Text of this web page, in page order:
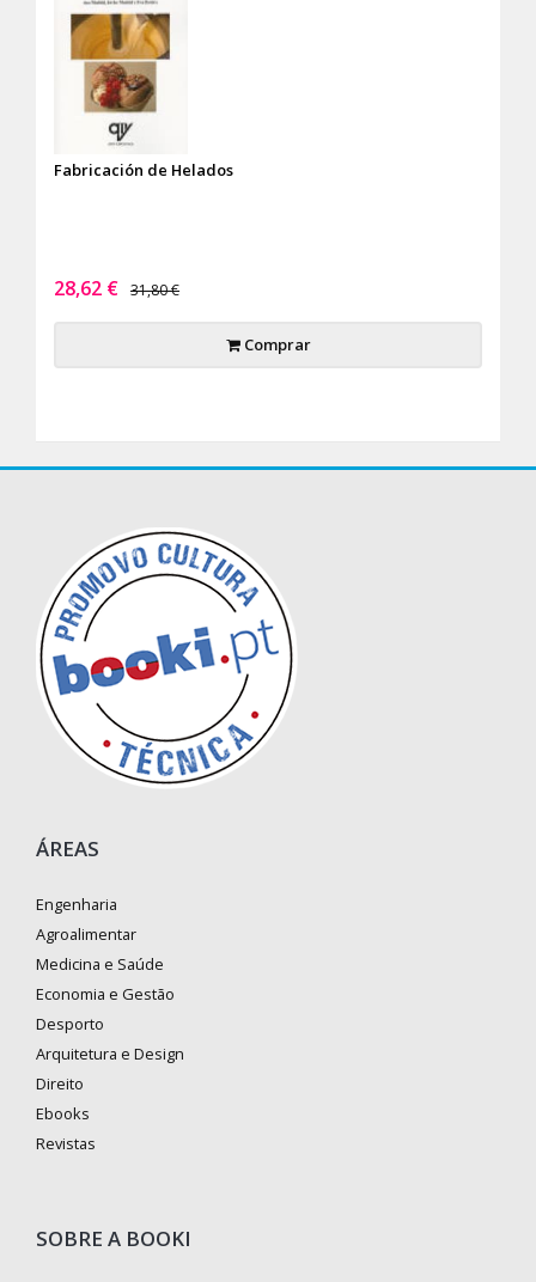
Fabricación de Helados
28,62 € 31,80 €
Comprar
ÁREAS
Engenharia
Agroalimentar
Medicina e Saúde
Economia e Gestão
Desporto
Arquitetura e Design
Direito
Ebooks
Revistas
SOBRE A BOOKI